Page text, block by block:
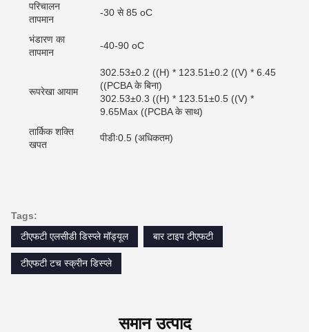
परिचालन
तापमान
-30 से 85 oC
भंडारण का
तापमान
-40-90 oC
रूपरेखा आयाम
302.53±0.2 ((H) * 123.51±0.2 ((V) * 6.45
((PCBA के बिना)
302.53±0.3 ((H) * 123.51±0.5 ((V) *
9.65Max ((PCBA के साथ)
तार्किक शक्ति
खपत
पीडीः0.5 (अधिकतम)
Tags:
टीएफटी एलसीडी डिस्प्ले मॉड्यूल
बार टाइप टीएफटी
टीएफटी टच स्क्रीन डिस्प्ले
समान उत्पाद